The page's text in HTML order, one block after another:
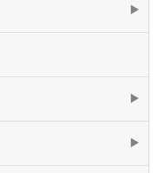
▶
▶
▶